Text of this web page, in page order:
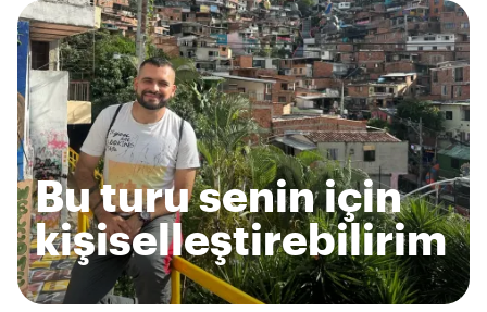
Bu turu senin için
kişiselleştirebilirim